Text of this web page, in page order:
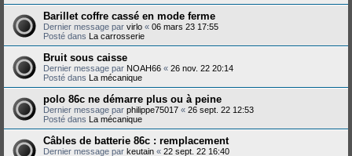
Barillet coffre cassé en mode ferme
Dernier message par virlo « 06 mars 23 17:55
Posté dans La carrosserie
Bruit sous caisse
Dernier message par NOAH66 « 26 nov. 22 20:14
Posté dans La mécanique
polo 86c ne démarre plus ou à peine
Dernier message par philippe75017 « 26 sept. 22 12:53
Posté dans La mécanique
Câbles de batterie 86c : remplacement
Dernier message par keutain « 22 sept. 22 16:40